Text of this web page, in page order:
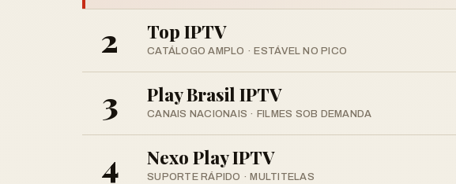
2 Top IPTV
CATÁLOGO AMPLO · ESTÁVEL NO PICO
3 Play Brasil IPTV
CANAIS NACIONAIS · FILMES SOB DEMANDA
4 Nexo Play IPTV
SUPORTE RÁPIDO · MULTITELAS